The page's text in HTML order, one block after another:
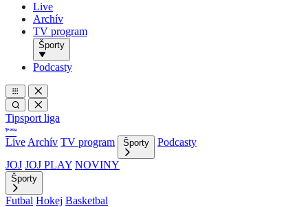
Live
Archív
TV program
Športy
Podcasty
Tipsport liga
Live Archív TV program Športy
Podcasty
JOJ JOJ PLAY NOVINY
Športy
Futbal Hokej Basketbal